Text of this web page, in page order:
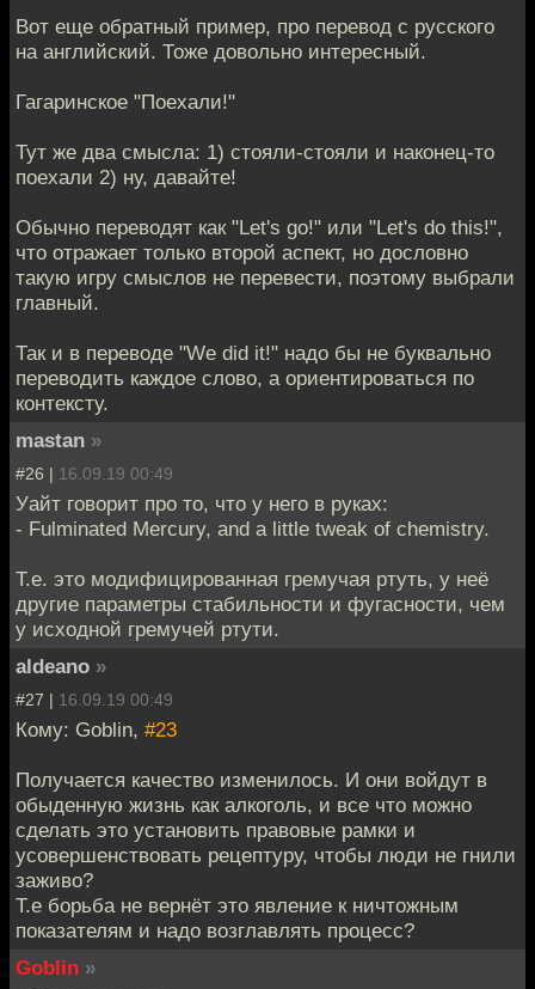
Вот еще обратный пример, про перевод с русского
на английский. Тоже довольно интересный.
Гагаринское "Поехали!"
Тут же два смысла: 1) стояли-стояли и наконец-то
поехали 2) ну, давайте!
Обычно переводят как "Let's go!" или "Let's do this!",
что отражает только второй аспект, но дословно
такую игру смыслов не перевести, поэтому выбрали
главный.
Так и в переводе "We did it!" надо бы не буквально
переводить каждое слово, а ориентироваться по
контексту.
mastan »
#26 | 16.09.19 00:49
Уайт говорит про то, что у него в руках:
- Fulminated Mercury, and a little tweak of chemistry.
Т.е. это модифицированная гремучая ртуть, у неё
другие параметры стабильности и фугасности, чем
у исходной гремучей ртути.
aldeano »
#27 | 16.09.19 00:49
Кому: Goblin, #23
Получается качество изменилось. И они войдут в
обыденную жизнь как алкоголь, и все что можно
сделать это установить правовые рамки и
усовершенствовать рецептуру, чтобы люди не гнили
заживо?
Т.е борьба не вернёт это явление к ничтожным
показателям и надо возглавлять процесс?
Goblin »